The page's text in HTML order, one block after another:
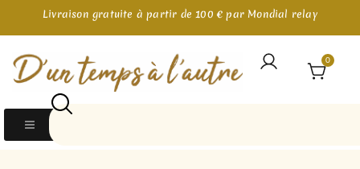
Livraison gratuite à partir de 100 € par Mondial relay
0